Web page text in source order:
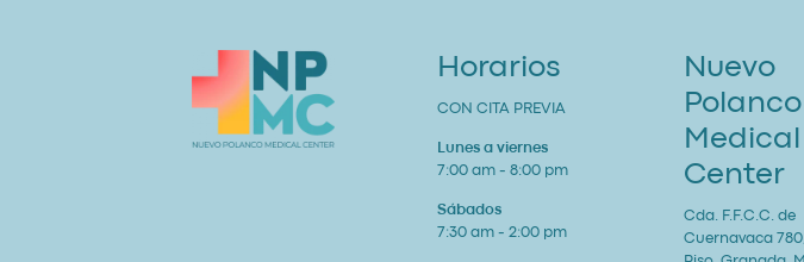
Horarios
CON CITA PREVIA
Lunes a viernes
7:00 am - 8:00 pm
Sábados
7:30 am - 2:00 pm
Nuevo
Polanco
Medical
Center
Cda. F.F.C.C. de
Cuernavaca